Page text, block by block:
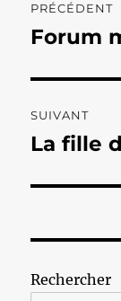
de
PRÉCÉDENT
Publication
Forum
SUIVANT
Publication
La fille
Rechercher